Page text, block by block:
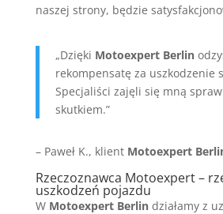
naszej strony, będzie
„Dzięki Motoexpert Berlin
rekompensatę za uszkodzenie
Specjaliści zajęli się mną
skutkiem.”
– Paweł K., klient Motoexpert
Rzeczoznawca Motoexpert –
uszkodzeń pojazdu
W Motoexpert Berlindziałamy z